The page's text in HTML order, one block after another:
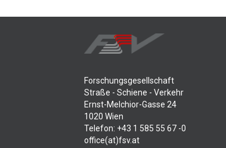
Forschungsgesellschaft
Straße - Schiene - Verkehr
Ernst-Melchior-Gasse 24
1020 Wien
Telefon: +43 1 585 55 67 -0
office(at)fsv.at